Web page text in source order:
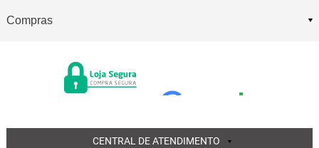
Compras
CENTRAL DE ATENDIMENTO